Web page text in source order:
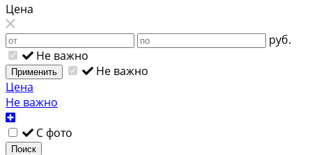
Цена
руб.
Не важно
Применить
Не важно
Цена
Не важно
С фото
Поиск